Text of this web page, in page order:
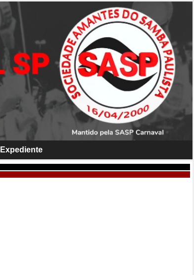
Expediente